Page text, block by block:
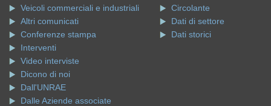
Veicoli commerciali e industriali
Altri comunicati
Conferenze stampa
Interventi
Video interviste
Dicono di noi
Dall'UNRAE
Dalle Aziende associate
Circolante
Dati di settore
Dati storici